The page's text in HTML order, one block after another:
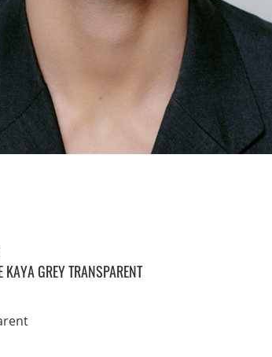
KAYA GREY TRANSPARENT